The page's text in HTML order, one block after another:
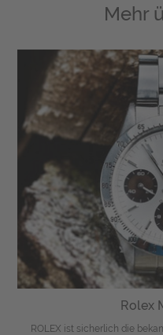
Mehr
Rolex
ROLEX ist sicherlich die